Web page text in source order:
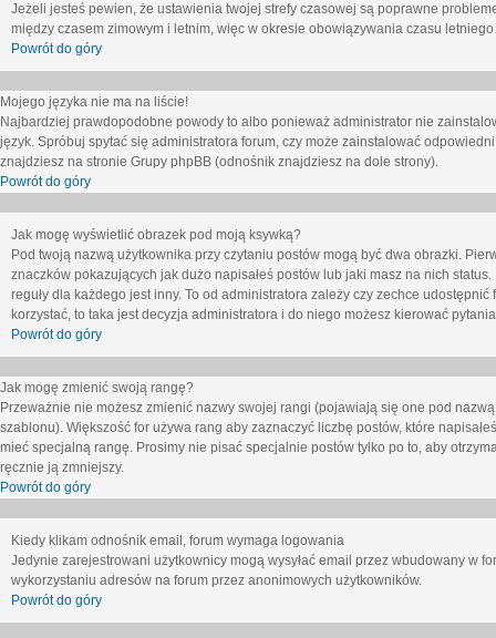
Jeżeli jesteś pewien, że ustawienia twojej strefy czasowej są poprawne
między czasem zimowym i letnim, więc w okresie obowiązywania czasu
Powrót do góry
Mojego języka nie ma na liście!
Najbardziej prawdopodobne powody to albo ponieważ administrator nie
język. Spróbuj spytać się administratora forum, czy może zainstalować
znajdziesz na stronie Grupy phpBB (odnośnik znajdziesz na dole strony).
Powrót do góry
Jak mogę wyświetlić obrazek pod moją ksywką?
Pod twoją nazwą użytkownika przy czytaniu postów mogą być dwa obrazki.
znaczków pokazujących jak dużo napisałeś postów lub jaki masz na nich
reguły dla każdego jest inny. To od administratora zależy czy zechce
korzystać, to taka jest decyzja administratora i do niego możesz kierować
Powrót do góry
Jak mogę zmienić swoją rangę?
Przeważnie nie możesz zmienić nazwy swojej rangi (pojawiają się one pod
szablonu). Większość for używa rang aby zaznaczyć liczbę postów, które
mieć specjalną rangę. Prosimy nie pisać specjalnie postów tylko po to, aby
ręcznie ją zmniejszy.
Powrót do góry
Kiedy klikam odnośnik email, forum wymaga logowania
Jedynie zarejestrowani użytkownicy mogą wysyłać email przez wbudowany w
wykorzystaniu adresów na forum przez anonimowych użytkowników.
Powrót do góry